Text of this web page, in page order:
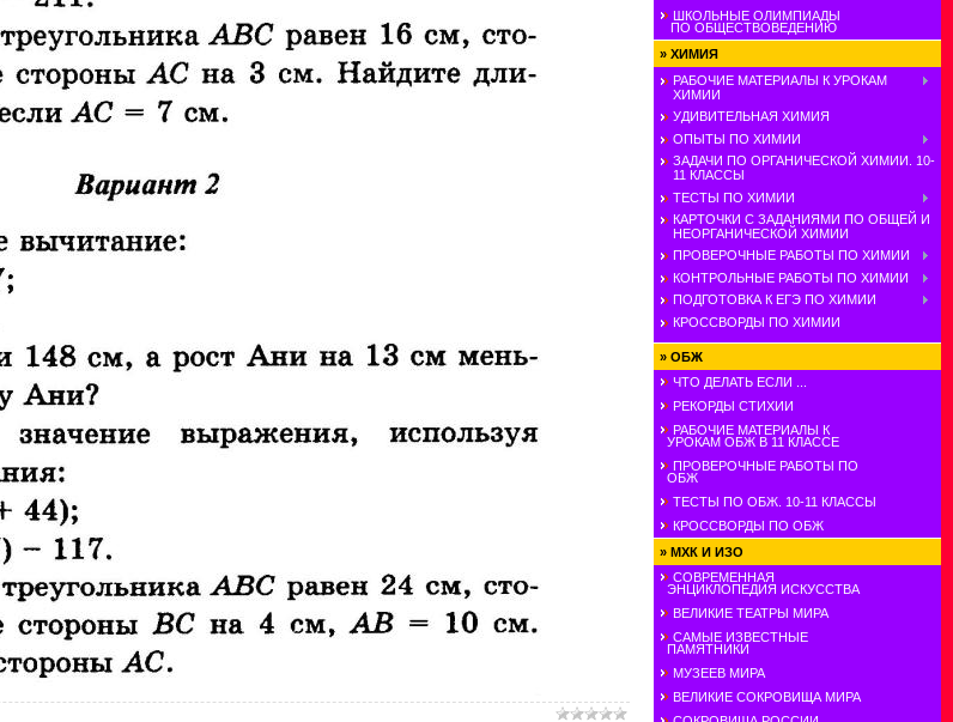
ШКОЛЬНЫЕ ОЛИМПИАДЫ
ПО ОБЩЕСТВОВЕДЕНИЮ
» ХИМИЯ
РАБОЧИЕ МАТЕРИАЛЫ К УРОКАМ
ХИМИИ
УДИВИТЕЛЬНАЯ ХИМИЯ
ОПЫТЫ ПО ХИМИИ
ЗАДАЧИ ПО ОРГАНИЧЕСКОЙ ХИМИИ. 10-
11 КЛАССЫ
ТЕСТЫ ПО ХИМИИ
КАРТОЧКИ С ЗАДАНИЯМИ ПО ОБЩЕЙ И
НЕОРГАНИЧЕСКОЙ ХИМИИ
ПРОВЕРОЧНЫЕ РАБОТЫ ПО ХИМИИ
КОНТРОЛЬНЫЕ РАБОТЫ ПО ХИМИИ
ПОДГОТОВКА К ЕГЭ ПО ХИМИИ
КРОССВОРДЫ ПО ХИМИИ
» ОБЖ
ЧТО ДЕЛАТЬ ЕСЛИ ...
РЕКОРДЫ СТИХИИ
РАБОЧИЕ МАТЕРИАЛЫ К
УРОКАМ ОБЖ В 11 КЛАССЕ
ПРОВЕРОЧНЫЕ РАБОТЫ ПО
ОБЖ
ТЕСТЫ ПО ОБЖ. 10-11 КЛАССЫ
КРОССВОРДЫ ПО ОБЖ
» МХК И ИЗО
СОВРЕМЕННАЯ
ЭНЦИКЛОПЕДИЯ ИСКУССТВА
ВЕЛИКИЕ ТЕАТРЫ МИРА
САМЫЕ ИЗВЕСТНЫЕ
ПАМЯТНИКИ
МУЗЕЕВ МИРА
ВЕЛИКИЕ СОКРОВИЩА МИРА